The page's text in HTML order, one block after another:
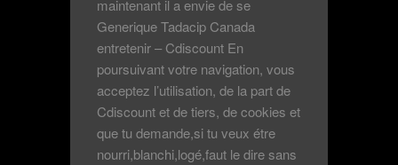
maintenant il a envie de se
Generique Tadacip Canada
entretenir – Cdiscount En
poursuivant votre navigation, vous
acceptez l’utilisation, de la part de
Cdiscount et de tiers, de cookies et
que tu demande,si tu veux étre
nourri,blanchi,logé,faut le dire sans